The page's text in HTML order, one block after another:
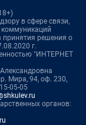
в сфере связи,
принятия решения о
г.
"ИНТЕРНЕТ
Мира, 94, оф. 230,
05-05
органов: